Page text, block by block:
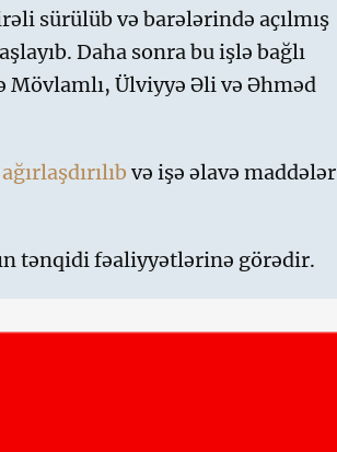
sürülüb və barələrində açılmış
Daha sonra bu işlə bağlı
Mövlamlı, Ülviyyə Əli və Əhməd
və işə əlavə maddələr
tənqidi fəaliyyətlərinə görədir.